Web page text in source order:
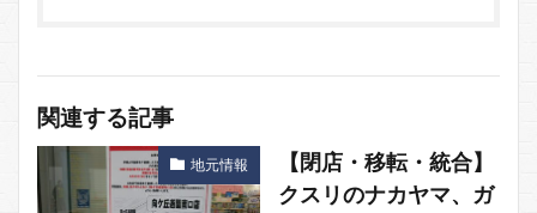
関連する記事
地元情報
【閉店・移転・統合】
クスリのナカヤマ、ガ